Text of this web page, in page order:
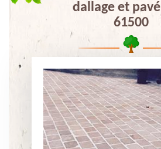
dallage et pavé
61500